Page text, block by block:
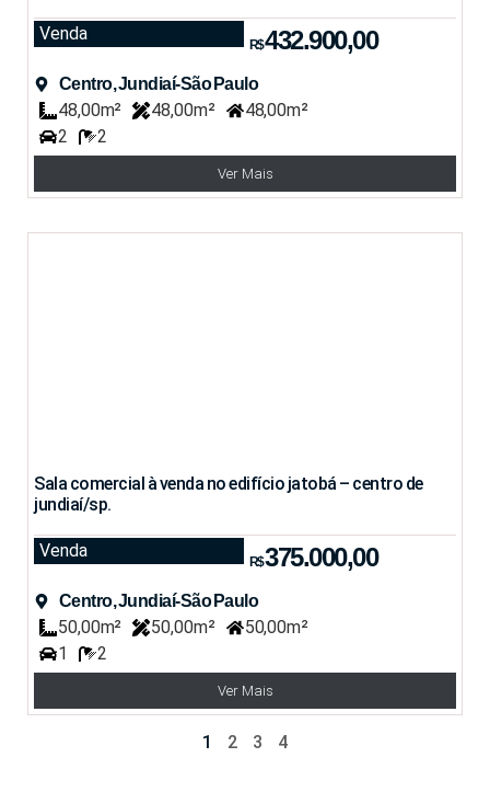
Venda
R$432.900,00
Centro, Jundiaí-São Paulo
48,00m² 48,00m²
48,00m²
2
2
Ver Mais
Sala comercial à venda no edifício jatobá – centro de
jundiaí/sp.
Venda
R$375.000,00
Centro, Jundiaí-São Paulo
50,00m² 50,00m²
50,00m²
1
2
Ver Mais
1 2 3 4